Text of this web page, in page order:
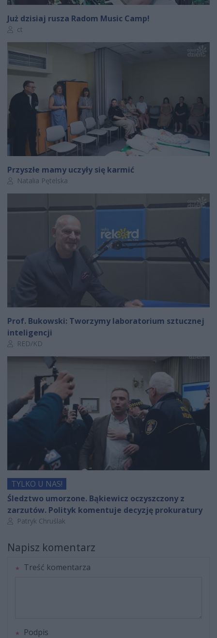
Już dzisiaj rusza Radom Music Camp!
Autor artykułu:
ct
Przyszłe mamy uczyły się karmić
Autor artykułu:
Natalia Pętelska
Prof. Bukowski: Tworzymy laboratorium sztucznej
inteligencji
Autor artykułu:
RED/KD
TYLKO U NAS!
Śledztwo umorzone. Bąkiewicz oczyszczony z
zarzutów. Polityk komentuje decyzję prokuratury
Autor artykułu:
Patryk Chruślak
Napisz komentarz
Treść komentarza
Podpis